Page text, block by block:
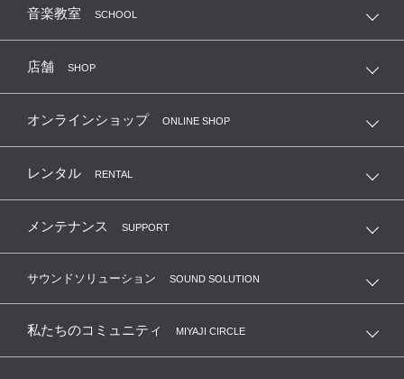
音楽教室 SCHOOL
店舗 SHOP
オンラインショップ ONLINE SHOP
レンタル RENTAL
メンテナンス SUPPORT
サウンドソリューション SOUND SOLUTION
私たちのコミュニティ MIYAJI CIRCLE